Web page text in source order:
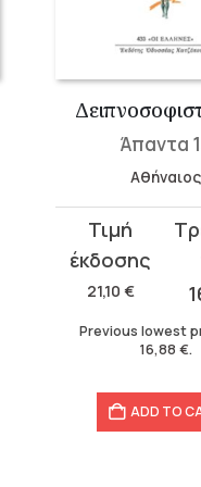
Άπαντα
Αθήναιος
21,10 €
Original
price
was:
21,10 €.
Current
price
16,88 €.
Previous lowest
16,88€.
ADD TO